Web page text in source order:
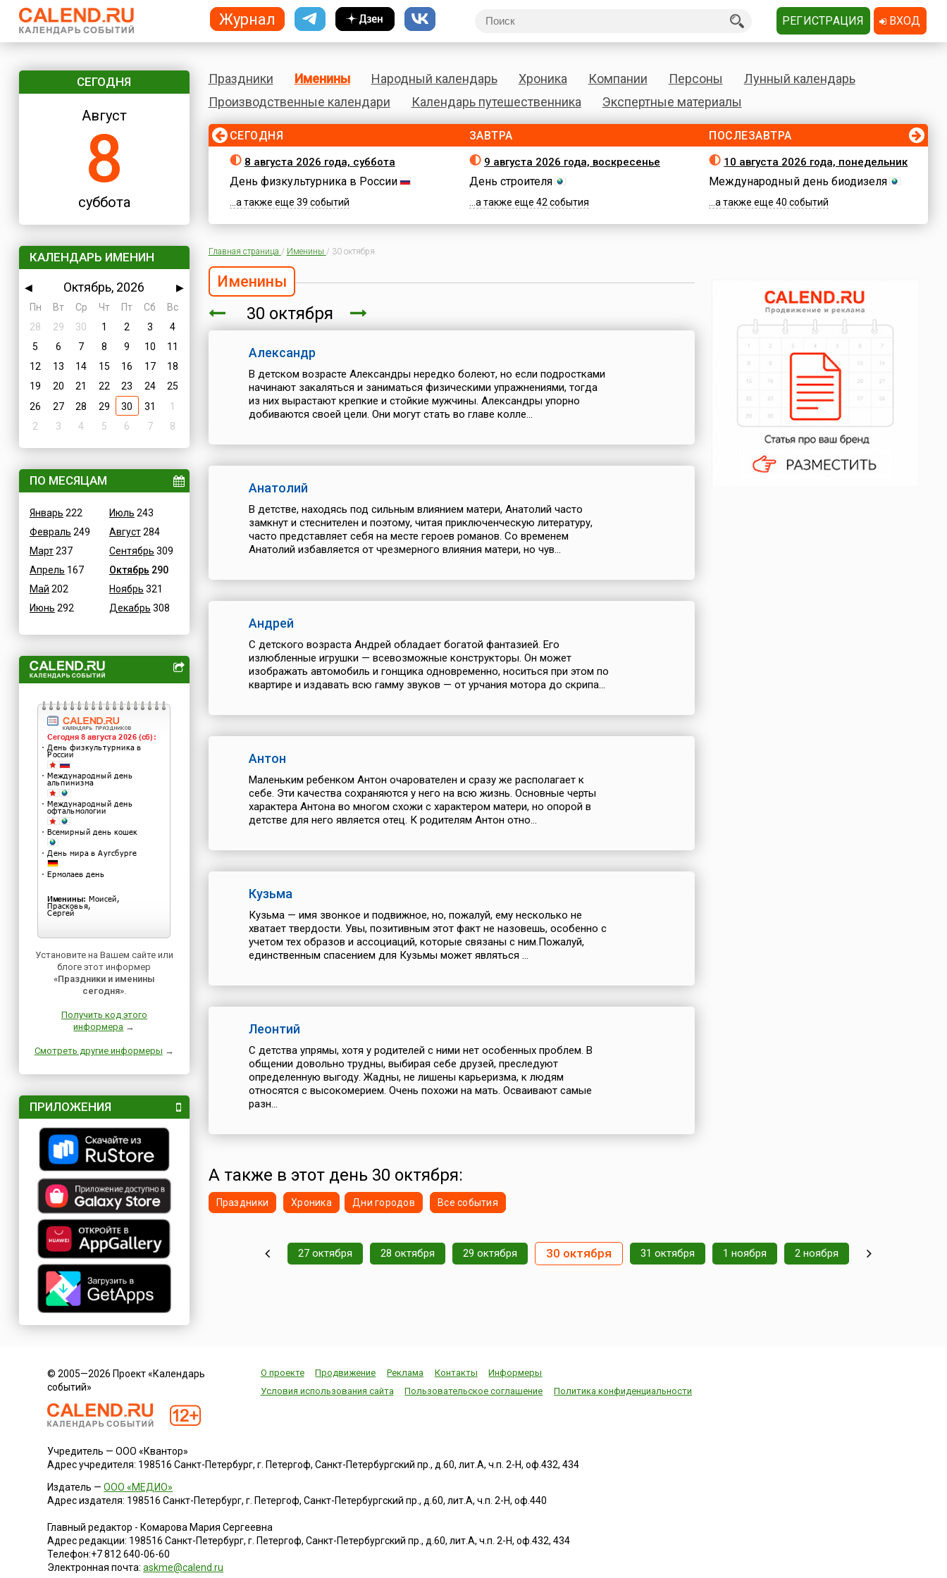
СЕГОДНЯ
Август
8
суббота
КАЛЕНДАРЬ ИМЕНИН
◀ Октябрь, 2026
▶
Пн
Вт Ср Чт Пт Сб
Вс
28
29 30 1 2 3
4
5
6 7 8 9 10
11
12
13 14 15 16 17
18
19
20 21 22 23 24
25
26
27 28 29 30 31
1
2
3 4 5 6 7 8
ПО МЕСЯЦАМ
Январь 222
Февраль 249
Март237
Апрель 167
Май 202
Июнь 292
Июль 243
Август284
Сентябрь 309
Октябрь 290
Ноябрь 321
Декабрь 308
Установите на Вашем сайте или
блоге этот информер
«Праздники и именины
сегодня».
Получить код этого
информера →
Смотреть другие информеры →
ПРИЛОЖЕНИЯ
Праздники Именины Народный календарь Хроника Компании Персоны
Лунный календарь
Производственные календари
Календарь путешественника Экспертные материалы
СЕГОДНЯ
8 августа 2026 года, суббота
День физкультурника в России
...а также еще 39 событий
ЗАВТРА
9 августа 2026 года, воскресенье
День строителя
...а также еще 42 события
ПОСЛЕЗАВТРА
10 августа 2026 года, понедельник
Международный день биодизеля
...а также еще 40 событий
Главная страница / Именины / 30 октября
Именины
30 октября
Александр
В детском возрасте Александры нередко болеют, но если подростками
начинают закаляться и заниматься физическими упражнениями, тогда
из них вырастают крепкие и стойкие мужчины. Александры упорно
добиваются своей цели. Они могут стать во главе колле...
Анатолий
В детстве, находясь под сильным влиянием матери, Анатолий часто
замкнут и стеснителен и поэтому, читая приключенческую литературу,
часто представляет себя на месте героев романов. Со временем
Анатолий избавляется от чрезмерного влияния матери, но чув...
Андрей
С детского возраста Андрей обладает богатой фантазией. Его
излюбленные игрушки — всевозможные конструкторы. Он может
изображать автомобиль и гонщика одновременно, носиться при этом по
квартире и издавать всю гамму звуков — от урчания мотора до скрипа...
Антон
Маленьким ребенком Антон очарователен и сразу же располагает к
себе. Эти качества сохраняются у него на всю жизнь. Основные черты
характера Антона во многом схожи с характером матери, но опорой в
детстве для него является отец. К родителям Антон отно...
Кузьма
Кузьма — имя звонкое и подвижное, но, пожалуй, ему несколько не
хватает твердости. Увы, позитивным этот факт не назовешь, особенно с
учетом тех образов и ассоциаций, которые связаны с ним.Пожалуй,
единственным спасением для Кузьмы может являться ...
Леонтий
С детства упрямы, хотя у родителей с ними нет особенных проблем. В
общении довольно трудны, выбирая себе друзей, преследуют
определенную выгоду. Жадны, не лишены карьеризма, к людям
относятся с высокомерием. Очень похожи на мать. Осваивают самые
разн...
А также в этот день 30 октября:
Праздники Хроника Дни городов Все события
27 октября 28 октября 29 октября 30 октября 31 октября 1 ноября 2 ноября
© 2005—2026 Проект «Календарь
событий»
О проекте Продвижение Реклама Контакты
Информеры
Условия использования сайта
Пользовательское соглашение Политика конфиденциальности
Учредитель — ООО «Квантор»
Адрес учредителя: 198516 Санкт-Петербург, г. Петергоф, Санкт-Петербургский пр., д.60, лит.А, ч.п. 2-Н, оф.432, 434
Издатель —ООО «МЕДИО»
Адрес издателя: 198516 Санкт-Петербург, г. Петергоф, Санкт-Петербургский пр., д.60, лит.А, ч.п. 2-Н, оф.440
Главный редактор - Комарова Мария Сергеевна
Адрес редакции: 198516 Санкт-Петербург, г. Петергоф,Санкт-Петербургский пр., д.60, лит.А, ч.п. 2-Н, оф.432, 434
Телефон:+7 812 640-06-60
Электронная почта:askme@calend.ru
Журнал РЕГИСТРАЦИЯ ВХОД